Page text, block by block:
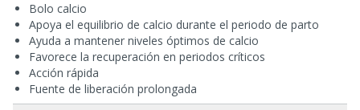
Bolo calcio
Apoya el equilibrio de calcio durante el periodo de parto
Ayuda a mantener niveles óptimos de calcio
Favorece la recuperación en periodos críticos
Acción rápida
Fuente de liberación prolongada